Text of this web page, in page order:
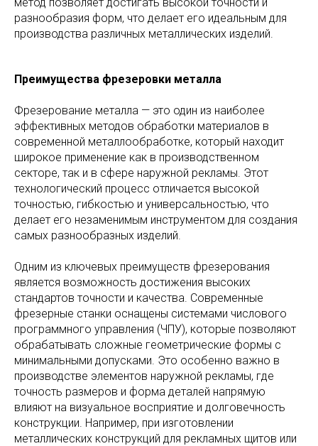
разнообразия форм, что делает его идеальным для
производства различных металлических изделий.
Преимущества фрезеровки металла
Фрезерование металла — это один из наиболее
эффективных методов обработки материалов в
современной металлообработке, который находит
широкое применение как в производственном
секторе, так и в сфере наружной рекламы. Этот
технологический процесс отличается высокой
точностью, гибкостью и универсальностью, что
делает его незаменимым инструментом для создания
самых разнообразных изделий.
Одним из ключевых преимуществ фрезерования
является возможность достижения высоких
стандартов точности и качества. Современные
фрезерные станки оснащены системами числового
программного управления (ЧПУ), которые позволяют
обрабатывать сложные геометрические формы с
минимальными допусками. Это особенно важно в
производстве элементов наружной рекламы, где
точность размеров и форма деталей напрямую
влияют на визуальное восприятие и долговечность
конструкции. Например, при изготовлении
металлических конструкций для рекламных щитов или